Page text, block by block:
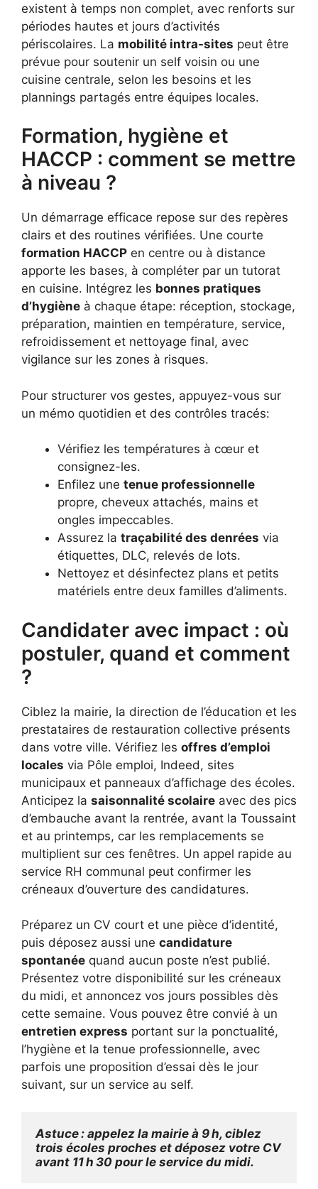
existent à temps non complet, avec renforts sur
périodes hautes et jours d’activités
périscolaires. La mobilité intra-sites peut être
prévue pour soutenir un self voisin ou une
cuisine centrale, selon les besoins et les
plannings partagés entre équipes locales.
Formation, hygiène et
HACCP : comment se mettre
à niveau ?
Un démarrage efficace repose sur des repères
clairs et des routines vérifiées. Une courte
formation HACCP en centre ou à distance
apporte les bases, à compléter par un tutorat
en cuisine. Intégrez les bonnes pratiques
d’hygiène à chaque étape: réception, stockage,
préparation, maintien en température, service,
refroidissement et nettoyage final, avec
vigilance sur les zones à risques.
Pour structurer vos gestes, appuyez-vous sur
un mémo quotidien et des contrôles tracés:
Vérifiez les températures à cœur et
consignez-les.
Enfilez une tenue professionnelle
propre, cheveux attachés, mains et
ongles impeccables.
Assurez la traçabilité des denrées via
étiquettes, DLC, relevés de lots.
Nettoyez et désinfectez plans et petits
matériels entre deux familles d’aliments.
Candidater avec impact : où
postuler, quand et comment
?
Ciblez la mairie, la direction de l’éducation et les
prestataires de restauration collective présents
dans votre ville. Vérifiez les offres d’emploi
locales via Pôle emploi, Indeed, sites
municipaux et panneaux d’affichage des écoles.
Anticipez la saisonnalité scolaire avec des pics
d’embauche avant la rentrée, avant la Toussaint
et au printemps, car les remplacements se
multiplient sur ces fenêtres. Un appel rapide au
service RH communal peut confirmer les
créneaux d’ouverture des candidatures.
Préparez un CV court et une pièce d’identité,
puis déposez aussi une candidature
spontanée quand aucun poste n’est publié.
Présentez votre disponibilité sur les créneaux
du midi, et annoncez vos jours possibles dès
cette semaine. Vous pouvez être convié à un
entretien express portant sur la ponctualité,
l’hygiène et la tenue professionnelle, avec
parfois une proposition d’essai dès le jour
suivant, sur un service au self.
Astuce : appelez la mairie à 9 h, ciblez
trois écoles proches et déposez votre CV
avant 11 h 30 pour le service du midi.